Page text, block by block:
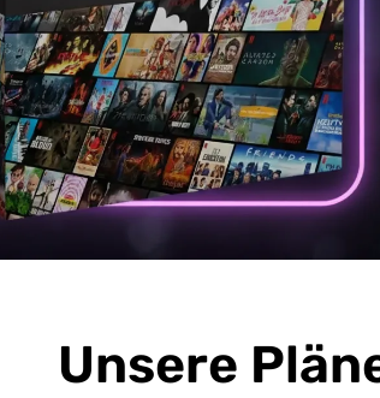
Unsere